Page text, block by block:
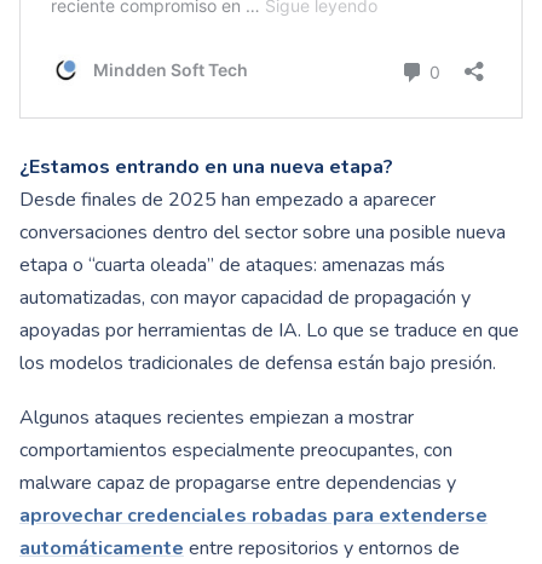
¿Estamos entrando en una nueva etapa?
Desde finales de 2025 han empezado a aparecer
conversaciones dentro del sector sobre una posible nueva
etapa o “cuarta oleada” de ataques: amenazas más
automatizadas, con mayor capacidad de propagación y
apoyadas por herramientas de IA. Lo que se traduce en que
los modelos tradicionales de defensa están bajo presión.
Algunos ataques recientes empiezan a mostrar
comportamientos especialmente preocupantes, con
malware capaz de propagarse entre dependencias y
aprovechar credenciales robadas para extenderse
automáticamente entre repositorios y entornos de